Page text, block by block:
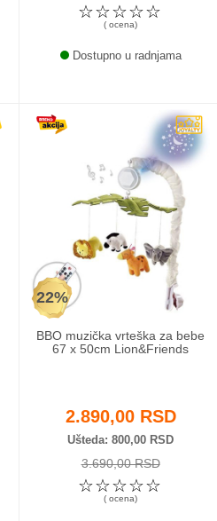
☆
☆
☆
☆
☆
( ocena)
Dostupno u radnjama
22%
BBO muzička vrteška za bebe
67 x 50cm Lion&Friends
2.890,00 RSD
Ušteda 800,00 RSD
3.690,00 RSD
☆
☆
☆
☆
☆
( ocena)